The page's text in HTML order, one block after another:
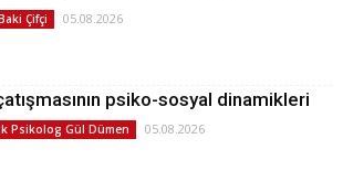
Çifçi 05.08.2026
psiko-sosyal dinamikleri
Psikolog Gül Dümen 05.08.2026